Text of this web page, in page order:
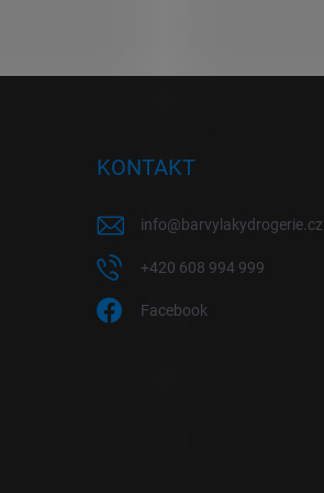
KONTAKT
info@barvylakydrogerie.cz
+420 608 994 999
Facebook